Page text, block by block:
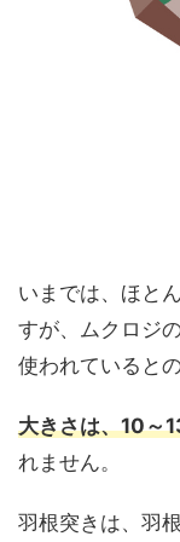
いまでは、ほと
すが、ムクロジ
使われていると
大きさは、10～
れません。
羽根突きは、羽